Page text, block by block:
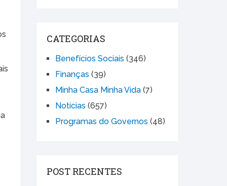
CATEGORIAS
Benefícios Sociais (346)
Finanças (39)
Minha Casa Minha Vida (7)
Notícias (657)
Programas do Governos (48)
POST RECENTES